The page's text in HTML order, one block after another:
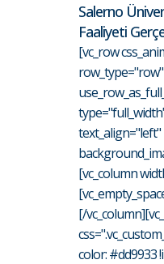
Salerno
Faaliyeti
[vc_row
row_type="row"
text_align="left"
[vc_column
[/
color: #dd9933